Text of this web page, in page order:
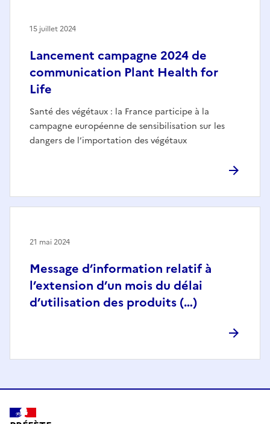
Lancement campagne 2024 de
communication Plant Health for
Life
Santé des végétaux : la France participe à la
campagne européenne de sensibilisation sur les
dangers de l’importation des végétaux
15 juillet 2024
Message d’information relatif à
l’extension d’un mois du délai
d’utilisation des produits (…)
21 mai 2024